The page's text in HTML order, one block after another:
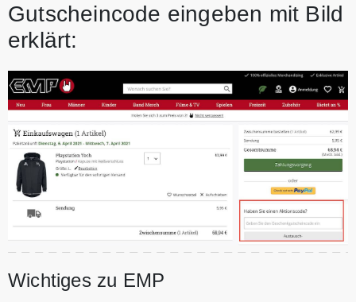
Gutscheincode eingeben mit Bild
erklärt:
Wichtiges zu EMP